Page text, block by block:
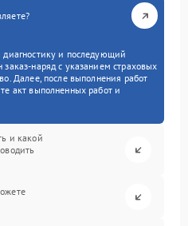
диагностику и последующий
заказ-наряд с указанием страховых
Далее, после выполнения работ
акт выполненных работ и
и какой